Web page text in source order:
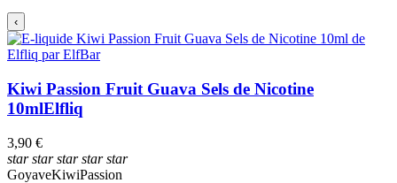
‹
Kiwi Passion Fruit Guava Sels de Nicotine
10mlElfliq
3,90 €
starstarstarstarstar
GoyaveKiwiPassion